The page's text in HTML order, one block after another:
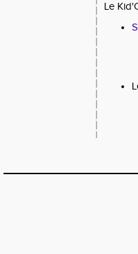
Le